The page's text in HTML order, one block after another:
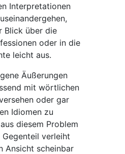
Interpretationen
Blick über die
oder in die
leicht aus.
Äußerungen
mit wörtlichen
oder gar
Idiomen zu
diesem Problem
Gegenteil verleiht
Ansicht scheinbar